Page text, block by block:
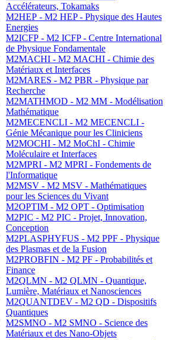
Accélérateurs, Tokamaks
M2HEP - M2 HEP - Physique des Hautes
Energies
M2ICFP - M2 ICFP - Centre International
de Physique Fondamentale
M2MACHI - M2 MACHI - Chimie des
Matériaux et Interfaces
M2MARES - M2 PBR - Physique par
Recherche
M2MATHMOD - M2 MM - Modélisation
Mathématique
M2MECENCLI - M2 MECENCLI -
Génie Mécanique pour les Cliniciens
M2MOCHI - M2 MoChI - Chimie
Moléculaire et Interfaces
M2MPRI - M2 MPRI - Fondements de
l'Informatique
M2MSV - M2 MSV - Mathématiques
pour les Sciences du Vivant
M2OPTIM - M2 OPT - Optimisation
M2PIC - M2 PIC - Projet, Innovation,
Conception
M2PLASPHYFUS - M2 PPF - Physique
des Plasmas et de la Fusion
M2PROBFIN - M2 PF - Probabilités et
Finance
M2QLMN - M2 QLMN - Quantique,
Lumière, Matériaux et Nanosciences
M2QUANTDEV - M2 QD - Dispositifs
Quantiques
M2SMNO - M2 SMNO - Science des
Matériaux et des Nano-Objets